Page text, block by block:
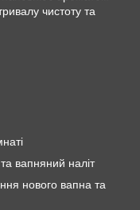
чистоту та
вапняний наліт
нового вапна та